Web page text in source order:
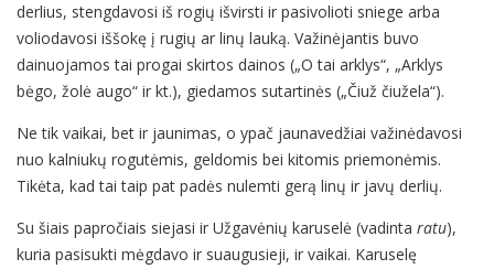
derlius, stengdavosi iš rogių išvirsti ir pasivolioti sniege arba
voliodavosi iššokę į rugių ar linų lauką. Važinėjantis buvo
dainuojamos tai progai skirtos dainos („O tai arklys“, „Arklys
bėgo, žolė augo“ ir kt.), giedamos sutartinės („Čiuž čiužela“).
Ne tik vaikai, bet ir jaunimas, o ypač jaunavedžiai važinėdavosi
nuo kalniukų rogutėmis, geldomis bei kitomis priemonėmis.
Tikėta, kad tai taip pat padės nulemti gerą linų ir javų derlių.
Su šiais papročiais siejasi ir Užgavėnių karuselė (vadinta ratu),
kuria pasisukti mėgdavo ir suaugusieji, ir vaikai. Karuselę